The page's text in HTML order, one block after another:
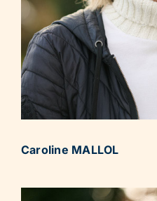
Caroline MALLOL